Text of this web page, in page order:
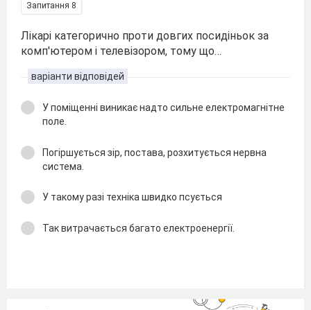
Запитання 8
Лікарі категорично проти довгих посидіньок за
комп'ютером і телевізором, тому що…
варіанти відповідей
У поміщенні виникає надто сильне електромагнітне
поле.
Погіршується зір, постава, розхитується нервна
система.
У такому разі техніка швидко псується
Так витрачається багато електроенергії.